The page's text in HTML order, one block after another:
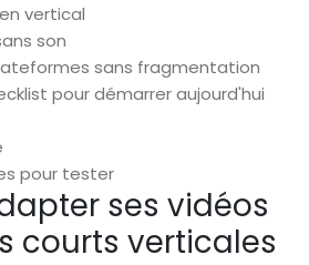
vertical
son
sans fragmentation
pour démarrer aujourd'hui
pour tester
ses vidéos
courts verticales